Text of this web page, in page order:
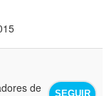
SEGUIR
de